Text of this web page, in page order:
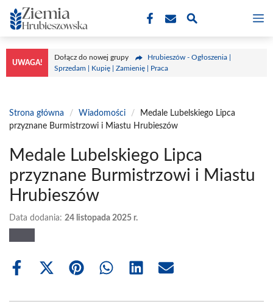
Przejdź
do
treści
UWAGA!
Dołącz do nowej grupy
Hrubieszów - Ogłoszenia |
Sprzedam | Kupię | Zamienię | Praca
Strona główna / Wiadomości /
Medale Lubelskiego Lipca
przyznane Burmistrzowi i Miastu Hrubieszów
Medale Lubelskiego Lipca
przyznane Burmistrzowi i Miastu
Hrubieszów
Data dodania: 24 listopada 2025 r.
Share
Share
(Twitter)
Share Share Share Share